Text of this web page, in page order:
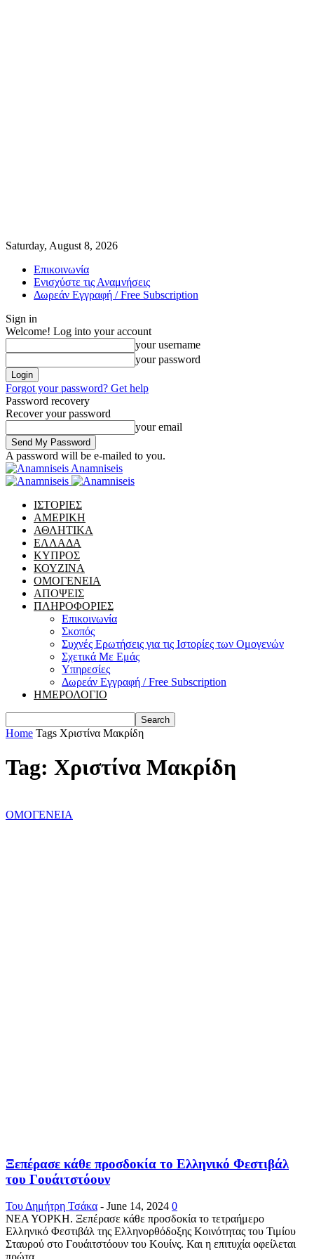
Saturday, August 8, 2026
Επικοινωνία
Ενισχύστε τις Αναμνήσεις
Δωρεάν Εγγραφή / Free Subscription
Sign in
Welcome! Log into your account
your username
your password
Forgot your password? Get help
Password recovery
Recover your password
your email
A password will be e-mailed to you.
Anamniseis
ΙΣΤΟΡΙΕΣ
ΑΜΕΡΙΚΗ
ΑΘΛΗΤΙΚΑ
ΕΛΛΑΔΑ
ΚΥΠΡΟΣ
ΚΟΥΖΙΝΑ
ΟΜΟΓΕΝΕΙΑ
ΑΠΟΨΕΙΣ
ΠΛΗΡΟΦΟΡΙΕΣ
Επικοινωνία
Σκοπός
Συχνές Ερωτήσεις για τις Ιστορίες των Ομογενών
Σχετικά Με Εμάς
Υπηρεσίες
Δωρεάν Εγγραφή / Free Subscription
ΗΜΕΡΟΛΟΓΙΟ
Home Tags Χριστίνα Μακρίδη
Tag: Χριστίνα Μακρίδη
ΟΜΟΓΕΝΕΙΑ
Ξεπέρασε κάθε προσδοκία το Ελληνικό Φεστιβάλ
του Γουάιτστόουν
Του Δημήτρη Τσάκα - June 14, 2024 0
ΝΕΑ ΥΟΡΚΗ. Ξεπέρασε κάθε προσδοκία το τετραήμερο
Ελληνικό Φεστιβάλ της Ελληνορθόδοξης Κοινότητας του Τιμίου
Σταυρού στο Γουάιτστόουν του Κουίνς. Και η επιτυχία οφείλεται